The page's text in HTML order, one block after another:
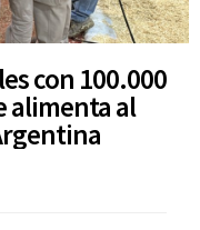
con 100.000
alimenta al